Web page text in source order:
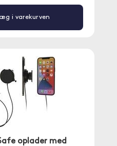
i varekurven
oplader med